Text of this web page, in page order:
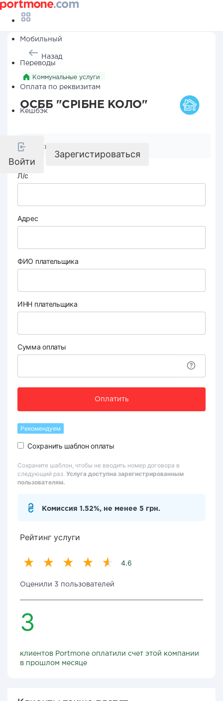
Мобильный
Переводы
Оплата по реквизитам
Кешбэк
Войти
Зарегистироваться
Назад
Коммунальные услуги
ОСББ "СРІБНЕ КОЛО"
Реквизиты компании
Л/с
Адрес
ФИО плательщика
ИНН плательщика
Сумма оплаты
Оплатить
Рекомендуем
Сохранить шаблон оплаты
Сохраните шаблон, чтобы не вводить номер договора в
следующий раз. Услуга доступна зарегистрированным
пользователям.
Комиссия 1.52%, не менее 5 грн.
Рейтинг услуги
4.6
Оценили 3 пользователей
3
клиентов Portmone оплатили счет этой компании
в прошлом месяце